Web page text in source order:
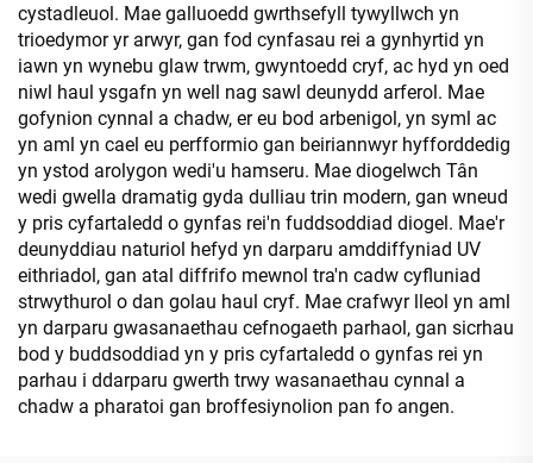
cystadleuol. Mae galluoedd gwrthsefyll tywyllwch yn
trioedymor yr arwyr, gan fod cynfasau rei a gynhyrtid yn
iawn yn wynebu glaw trwm, gwyntoedd cryf, ac hyd yn oed
niwl haul ysgafn yn well nag sawl deunydd arferol. Mae
gofynion cynnal a chadw, er eu bod arbenigol, yn syml ac
yn aml yn cael eu perfformio gan beiriannwyr hyfforddedig
yn ystod arolygon wedi'u hamseru. Mae diogelwch Tân
wedi gwella dramatig gyda dulliau trin modern, gan wneud
y pris cyfartaledd o gynfas rei'n fuddsoddiad diogel. Mae'r
deunyddiau naturiol hefyd yn darparu amddiffyniad UV
eithriadol, gan atal diffrifo mewnol tra'n cadw cyfluniad
strwythurol o dan golau haul cryf. Mae crafwyr lleol yn aml
yn darparu gwasanaethau cefnogaeth parhaol, gan sicrhau
bod y buddsoddiad yn y pris cyfartaledd o gynfas rei yn
parhau i ddarparu gwerth trwy wasanaethau cynnal a
chadw a pharatoi gan broffesiynolion pan fo angen.